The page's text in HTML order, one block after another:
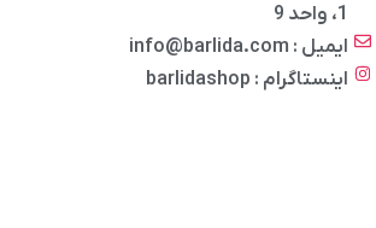
1، واحد 9
ایمیل : info@barlida.com
اینستاگرام : barlidashop